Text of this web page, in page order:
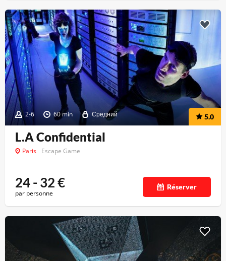
2-6 60 min Средний 5.0
L.A Confidential
Paris Escape Game
24 - 32€
par personne
Réserver